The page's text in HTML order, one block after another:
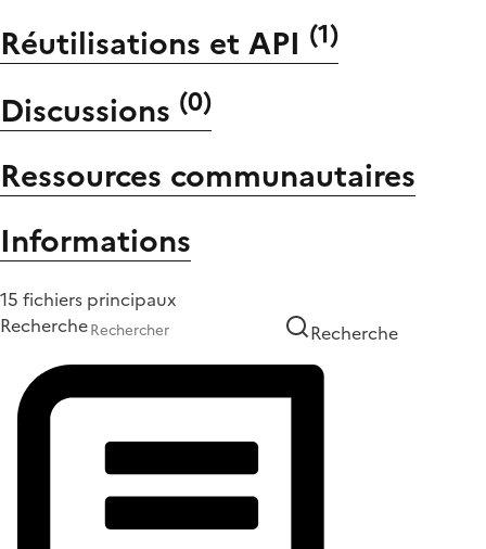
Réutilisations et API (1)
Discussions (0)
Ressources communautaires
Informations
15 fichiers principaux
Recherche
Recherche